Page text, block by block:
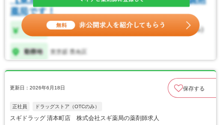
更新日：2026年6月18日 保存する
正社員 ドラッグストア（OTCのみ）
スギドラッグ 清本町店 株式会社スギ薬局の薬剤師求人